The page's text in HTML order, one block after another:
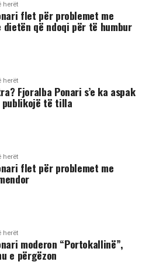
herët
flet për problemet me
dietën që ndoqi për të humbur
herët
Fjoralba Ponari s’e ka aspak
publikojë të tilla
herët
flet për problemet me
herët
moderon “Portokallinë”,
e përgëzon